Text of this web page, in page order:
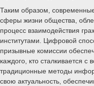
Таким образом,
сферы жизни общества,
процесс взаимодействия
институтами. Цифровой
призывные комиссии
каждого, кто сталкивается
традиционные методы
свою актуальность,